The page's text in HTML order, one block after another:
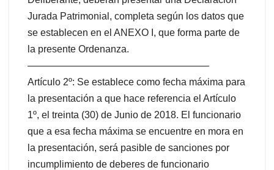
Jurada Patrimonial, completa según los datos que
se establecen en el ANEXO I, que forma parte de
la presente Ordenanza.
——————————————————–
Artículo 2º: Se establece como fecha máxima para
la presentación a que hace referencia el Artículo
1º, el treinta (30) de Junio de 2018. El funcionario
que a esa fecha máxima se encuentre en mora en
la presentación, será pasible de sanciones por
incumplimiento de deberes de funcionario